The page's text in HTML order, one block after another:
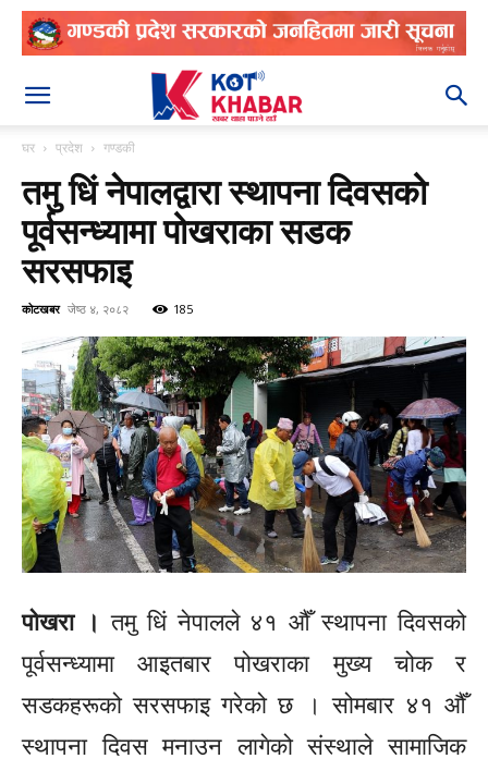
घर प्रदेश गण्डकी
तमु धिं नेपालद्वारा स्थापना दिवसको
पूर्वसन्ध्यामा पोखराका सडक
सरसफाइ
कोटखबर जेष्ठ ४, २०८२ 185
पोखरा । तमुधिंनेपालले ४१ औँ स्थापना दिवसको
पूर्वसन्ध्यामा
आइतबार पोखराका मुख्य चोक र
सडकहरूको सरसफाइगरेको छ । सोमबार ४१ औँ
स्थापना दिवस मनाउन लागेको संस्थाले सामाजिक